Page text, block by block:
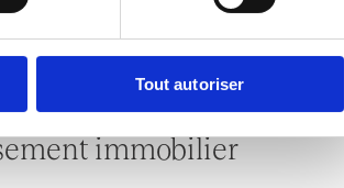
Tout autoriser
La mise en avant du PEI vous permet
immobilier